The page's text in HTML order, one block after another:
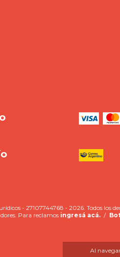
Al
- 27107744768 - 2026. Todos los
Para reclamos ingresá acá. /